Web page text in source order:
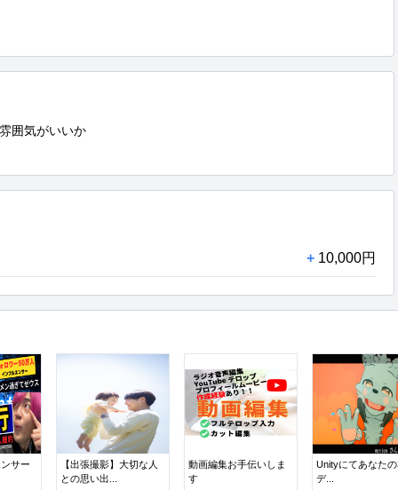
囲気がいいか
+ 10,000円
サー
【出張撮影】大切な人
との思い出...
動画編集お手伝いしま
す
Unityにてあなた
デ...